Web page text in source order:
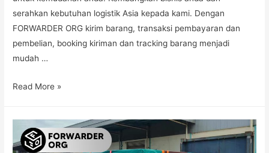
serahkan kebutuhan logistik Asia kepada kami. Dengan
FORWARDER ORG kirim barang, transaksi pembayaran dan
pembelian, booking kiriman dan tracking barang menjadi
mudah …
Read More »